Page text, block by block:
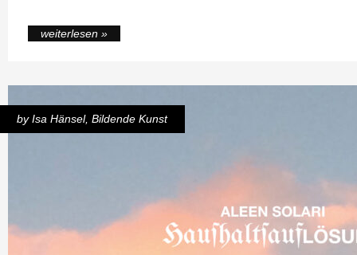
weiterlesen »
by Isa Hänsel, Bildende Kunst